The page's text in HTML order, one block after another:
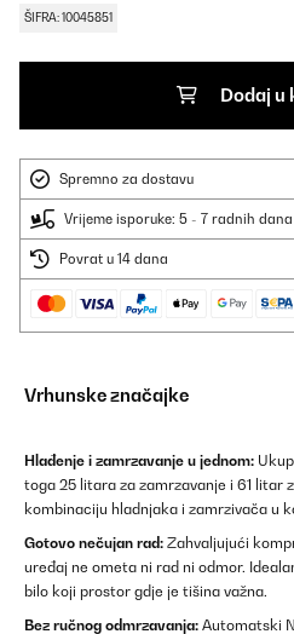
ŠIFRA: 10045851
Dodaj u
Spremno za dostavu
Vrijeme isporuke: 5 - 7 radnih dana
Povrat u 14 dana
Vrhunske značajke
Hlađenje i zamrzavanje u jednom:
toga 25 litara za zamrzavanje i 61 litar
kombinaciju hladnjaka i zamrzivača u
Gotovo nečujan rad: Zahvaljujući
uređaj ne ometa ni rad ni odmor.
bilo koji prostor gdje je tišina važna.
Bez ručnog odmrzavanja: Automatski